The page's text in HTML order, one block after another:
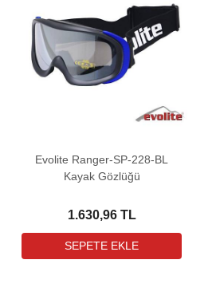
Evolite Ranger-SP-228-BL
Kayak Gözlüğü
1.630,96 TL